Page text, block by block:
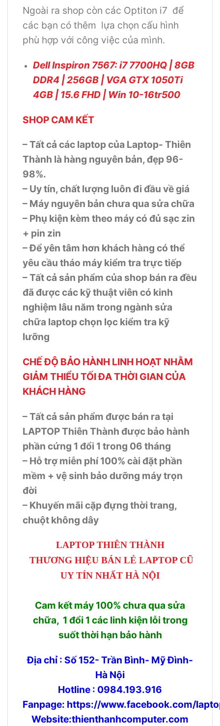
Ngoài ra shop còn các Optiton i7 để
các bạn có thêm lựa chọn cấu hình
phù hợp với công việc của mình.
Dell Inspiron 7567: i7 7700HQ | 8GB
DDR4 | 256GB | VGA GTX 1050Ti
4GB | 15.6 FHD | Win 10-16tr500
SHOP CAM KẾT
– Tất cả các laptop của Laptop- Thiên
Thành là hàng nguyên bản, đẹp 96-
98%.
– Uy tín, chất lượng luôn đi đầu về giá
– Máy nguyên bản chưa qua sửa chữa
– Phụ kiện kèm theo máy có đủ sạc zin
+ pin zin
– Để yên tâm hơn khách hàng có thể
yêu cầu tháo máy kiểm tra trực tiếp
– Tất cả sản phẩm của shop bán ra đều
đã được các kỹ thuật viên có kinh
nghiệm lâu năm trong ngành sửa
chữa laptop chọn lọc kiểm tra kỹ
lưỡng
CHẾ ĐỘ BẢO HÀNH LINH HOẠT NHẰM
GIẢM THIỂU TỐI ĐA THỜI GIAN CỦA
KHÁCH HÀNG
– Tất cả sản phẩm được bán ra tại
LAPTOP Thiên Thành được bảo hành
phần cứng 1 đổi 1 trong 06 tháng
– Hỗ trợ miễn phí 100% cài đặt phần
mềm + vệ sinh bảo dưỡng máy trọn
đời
– Khuyến mãi cặp đựng thời trang,
chuột không dây
LAPTOP THIÊN THÀNH
THƯƠNG HIỆU BÁN LẺ LAPTOP CŨ
UY TÍN NHẤT HÀ NỘI
Cam kết máy 100% chưa qua sửa
chữa, 1 đổi 1 các linh kiện lỗi trong
suốt thời hạn bảo hành
Địa chỉ : Số 152- Trần Bình- Mỹ Đình-
Hà Nội
Hotline : 0984.193.916
Fanpage: https://www.facebook.com/
Website:thienthanhcomputer.com